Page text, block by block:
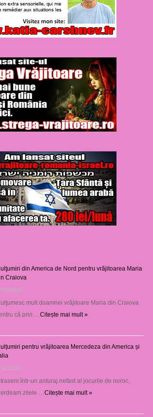
din America de Nord pentru vrăjitoarea Maria
Craiova
08/2026
mult doamnei vrăjitoare Maria din Craiova
că prin … Citește mai mult »
pentru vrăjitoarea Mercedeza din America și
08/2026
într-un anturaj nefast al jocurile de noroc,
zilele … Citește mai mult »